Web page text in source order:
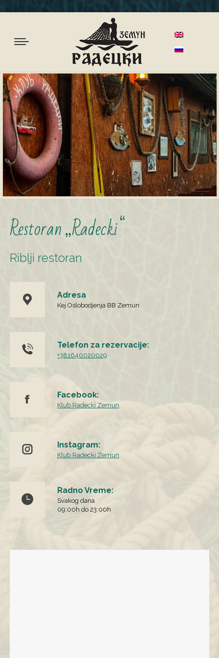
Restoran „Radecki“
Riblji restoran
Adresa
Kej Oslobodjenja BB Zemun
Telefon za rezervacije:
+381640020029
Facebook:
Klub Radecki Zemun
Instagram:
Klub Radecki Zemun
Radno Vreme:
Svakog dana
09:00h do 23:00h